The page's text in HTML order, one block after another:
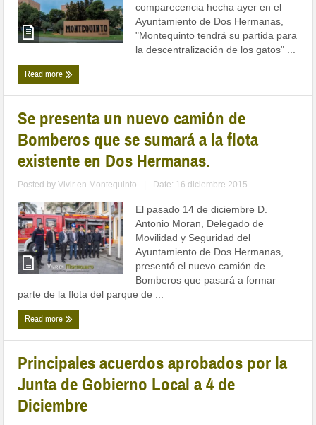
comparecencia hecha ayer en el
Ayuntamiento de Dos Hermanas,
"Montequinto tendrá su partida para
la descentralización de los gatos" ...
Read more
Se presenta un nuevo camión de
Bomberos que se sumará a la flota
existente en Dos Hermanas.
Posted byVivir en Montequinto Date: 16 diciembre 2015
El pasado 14 de diciembre D.
Antonio Moran, Delegado de
Movilidad y Seguridad del
Ayuntamiento de Dos Hermanas,
presentó el nuevo camión de
Bomberos que pasará a formar
parte de la flota del parque de ...
Read more
Principales acuerdos aprobados por la
Junta de Gobierno Local a 4 de
Diciembre